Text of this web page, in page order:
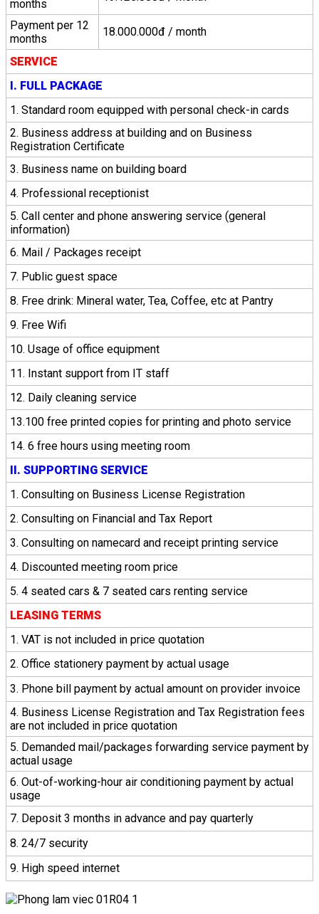
months
Payment per 12
months
18.000.000đ / month
SERVICE
I. FULL PACKAGE
1. Standard room equipped with personal check-in cards
2. Business address at building and on Business
Registration Certificate
3. Business name on building board
4. Professional receptionist
5. Call center and phone answering service (general
information)
6. Mail / Packages receipt
7. Public guest space
8. Free drink: Mineral water, Tea, Coffee, etc at Pantry
9. Free Wifi
10. Usage of office equipment
11. Instant support from IT staff
12. Daily cleaning service
13.100 free printed copies for printing and photo service
14. 6 free hours using meeting room
II. SUPPORTING SERVICE
1. Consulting on Business License Registration
2. Consulting on Financial and Tax Report
3. Consulting on namecard and receipt printing service
4. Discounted meeting room price
5. 4 seated cars & 7 seated cars renting service
LEASING TERMS
1. VAT is not included in price quotation
2. Office stationery payment by actual usage
3. Phone bill payment by actual amount on provider invoice
4. Business License Registration and Tax Registration fees
are not included in price quotation
5. Demanded mail/packages forwarding service payment by
actual usage
6. Out-of-working-hour air conditioning payment by actual
usage
7. Deposit 3 months in advance and pay quarterly
8. 24/7 security
9. High speed internet